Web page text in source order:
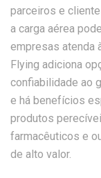
parceiros e
a carga aérea
empresas atenda
Flying adiciona
confiabilidade ao
e há benefícios
produtos
farmacêuticos e
de alto valor.